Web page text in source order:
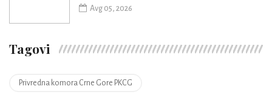
Avg 05, 2026
Tagovi
Privredna komora Crne Gore PKCG